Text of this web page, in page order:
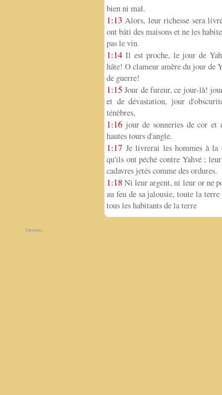
bien ni mal.
1:13 Alors, leur richesse sera
ont bâti des maisons et ne les
pas le vin.
1:14 Il est proche, le jour de
hâte! O clameur amère du jour de
de guerre!
1:15 Jour de fureur, ce jour-là!
et de dévastation, jour
ténèbres,
1:16 jour de sonneries de cor
hautes tours d'angle.
1:17 Je livrerai les hommes à la
qu'ils ont péché contre Yahvé ;
cadavres jetés comme des ordures.
1:18 Ni leur argent, ni leur or ne
au feu de sa jalousie, toute la
tous les habitants de la terre
Versions